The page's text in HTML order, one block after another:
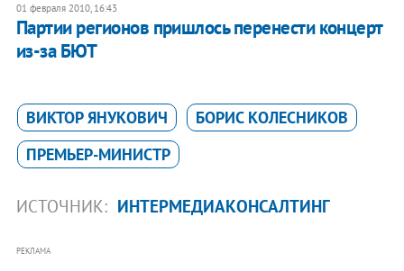
01 февраля 2010, 16:43
Партии регионов пришлось перенести концерт
из-за БЮТ
ВИКТОР ЯНУКОВИЧ
БОРИС КОЛЕСНИКОВ
ПРЕМЬЕР-МИНИСТР
ИСТОЧНИК: ИНТЕРМЕДИАКОНСАЛТИНГ
РЕКЛАМА